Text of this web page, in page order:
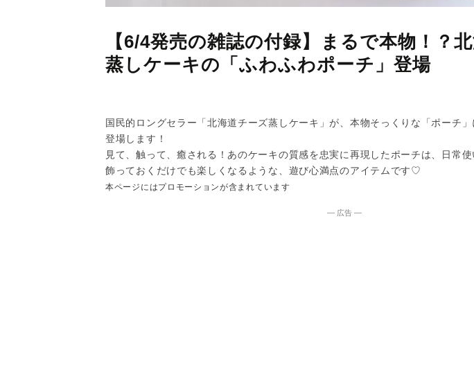
【6/4発売の雑誌の付録】まるで本物！？
蒸しケーキの「ふわふわポーチ」登場
国民的ロングセラー「北海道チーズ蒸しケーキ」が、本物そっくりな「ポーチ
登場します！
見て、触って、癒される！あのケーキの質感を忠実に再現したポーチは、日常
飾っておくだけでも楽しくなるような、遊び心満点のアイテムです♡
本ページにはプロモーションが含まれています
― 広告 ―